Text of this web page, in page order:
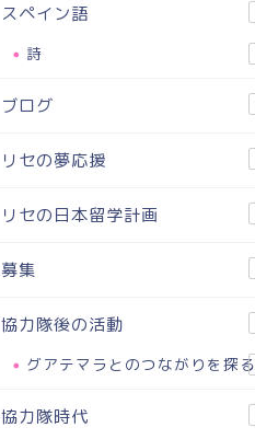
スペイン語
詩
ブログ
リセの夢応援
リセの日本留学計画
募集
協力隊後の活動
グアテマラとのつながりを探
協力隊時代